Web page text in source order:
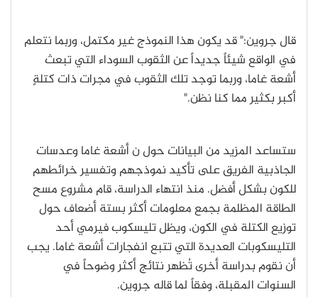
قال جروين:" قد يكون هذا النموذج غير مكتمل، وربما نتعلم
في الواقع شيئاً جديداً عن الثقوب السوداء التي تبعث
أشعة غاما، وربما توجد تلك الثقوب في مجرات ذات كتلةٍ
أكبر بكثير مما كنا نظن."
ستساعد المزيد من البيانات حول ن أشعة غاما وعدسات
الجاذبية الفريق على تأكيد نموذجهم وتفسير خرائطهم
للكون بشكل أفضل. منذ انتهاء الدراسة، قام مشروع مسح
الطاقة المظلمة بجمع معلومات أكثر بستة أضعاف حول
توزيع الكتلة في الكون، ويظل تليسكوب فيرمي أحد
التليسكوبات العديدة التي تتبع انفجارات أشعة غاما. يجب
أن نقوم بدراسة أخرى تُظهر نتائج أكثر وضوحاً في
السنوات المقبلة، وفقاً لما قاله جروين.